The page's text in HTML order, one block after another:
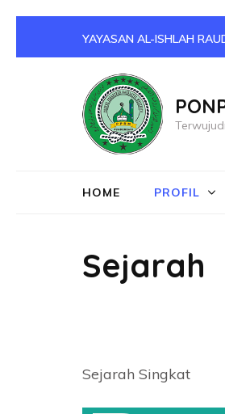
YAYASAN AL-ISHLAH
HOME PROFIL
Sejarah
Sejarah Singkat